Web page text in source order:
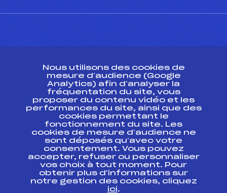
ESPACE PRESSE
Ressources
Pass’Neige
Projet sportif fédéral
Projet de performance fédéral
Antidopage
Pôle Développement, Formation, Suivi
Scientifique
Listes ministérielles
Pôle vie de l’athlète
Nous utilisons des cookies de
mesure d’audience (Google
Analytics) afin d’analyser la
fréquentation du site, vous
proposer du contenu vidéo et les
performances du site, ainsi que des
cookies permettant le
fonctionnement du site. Les
cookies de mesure d’audience ne
sont déposés qu’avec votre
consentement. Vous pouvez
accepter, refuser ou personnaliser
vos choix à tout moment. Pour
obtenir plus d'informations sur
notre gestion des cookies, cliquez
ici.